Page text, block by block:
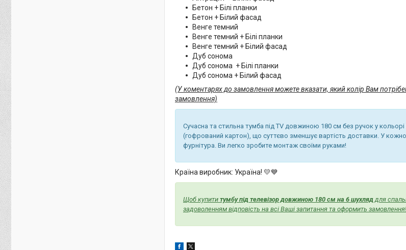
Бетон + Білі планки
Бетон + Білий фасад
Венге темний
Венге темний + Білі планки
Венге темний + Білий фасад
Дуб сонома
Дуб сонома + Білі планки
Дуб сонома + Білий фасад
(У коментарях до замовлення можете вказати, який колір Вам
замовлення)
Сучасна та стильна тумба під TV довжиною 180 см без ручок у
(гофрований картон), що суттєво зменшує вартість доставки. У
фурнітура. Ви легко зробите монтаж своїми руками!
Країна виробник: Україна! 💛💙
Щоб купити тумбу під телевізор довжиною 180 см на 6 шухляд для
задоволенням відповість на всі Ваші запитання та оформить замовлення!